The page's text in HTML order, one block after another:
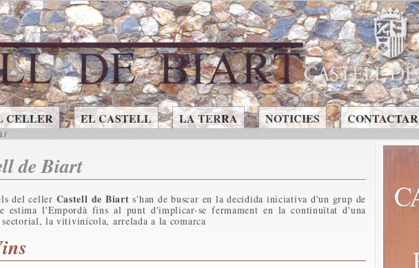
CELLER EL CASTELL LA TERRA NOTICIES CONTACTAR
/
de Biart
del celler Castell de Biart s'han de buscar en la decidida iniciativa d'un grup de
estima l'Empordà fins al punt d'implicar-se fermament en la continuïtat d'una
la vitivinícola, arrelada a la comarca